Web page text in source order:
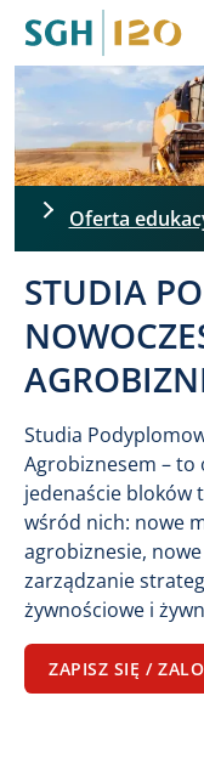
Oferta
STUDIA
Studia
Agrobiznesem –
jedenaście bloków
wśród nich: nowe
agrobiznesie,
zarządzanie
żywnościowe i
ZAPISZ SIĘ /